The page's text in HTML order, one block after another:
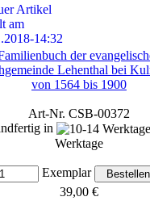
der
Lehenthal bei
von 1564 bis 1900
Art-Nr. CSB-00372
in
Werktage
Exemplar
39,00 €